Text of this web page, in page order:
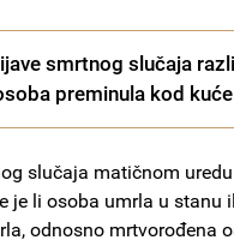
smrtnog slučaja
preminula kod
slučaja matičnom
je li osoba umrla u stanu
odnosno mrtvorođena